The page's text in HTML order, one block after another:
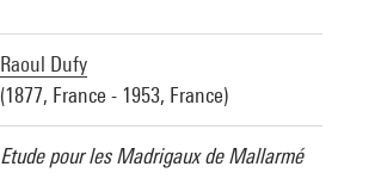
Raoul Dufy
(1877, France - 1953, France)
Etude pour les Madrigaux de Mallarmé